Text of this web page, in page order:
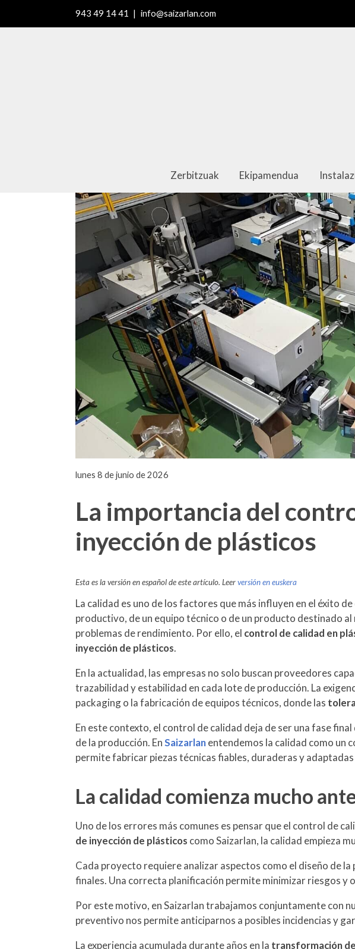
943 49 14 41 | info@saizarlan.com
Zerbitzuak Ekipamendua
lunes 8 de junio de 2026
La importancia del
inyección de plásticos
Esta es la versión en español de este artículo. Leerversión en euskera
La calidad es uno de los factores que más influyen en el éxito
productivo, de un equipo técnico o de un producto destinado
problemas de rendimiento. Por ello, el control de calidad en
inyección de plásticos.
En la actualidad, las empresas no solo buscan proveedores
trazabilidad y estabilidad en cada lote de producción. La
packaging o la fabricación de equipos técnicos, donde las
En este contexto, el control de calidad deja de ser una fase
de la producción. EnSaizarlanentendemos la calidad como un
permite fabricar piezas técnicas fiables, duraderas y
La calidad comienza mucho
Uno de los errores más comunes es pensar que el control de
de inyección de plásticos como Saizarlan, la calidad empieza
Cada proyecto requiere analizar aspectos como el diseño de
finales. Una correcta planificación permite minimizar riesgos
Por este motivo, en Saizarlan trabajamos conjuntamente con
preventivo nos permite anticiparnos a posibles incidencias y
La experiencia acumulada durante años en la transformación